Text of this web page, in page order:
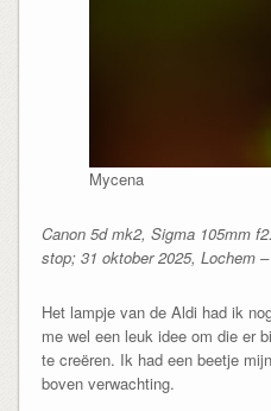
Mycena
Canon 5d mk2, Sigma 105mm
stop; 31 oktober 2025, Lochem
Het lampje van de Aldi had ik
me wel een leuk idee om die er
te creëren. Ik had een beetje
boven verwachting.